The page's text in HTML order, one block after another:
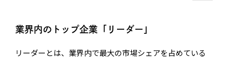
業界内のトップ企業「リーダー」
リーダーとは、業界内で最大の市場シェアを占めている